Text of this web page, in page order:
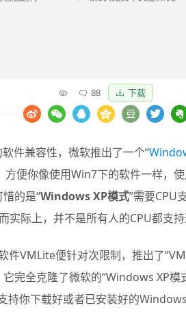
88 下载
件兼容性，微软推出了一个“
方便你像使用Win7下的软件一样，
的是“Windows XP模式”需要CPU
实际上，并不是所有人的CPU都支持
VMLite便针对次限制，推出了“
完全克隆了微软的“Windows XP模
持你下载好或者已安装好的